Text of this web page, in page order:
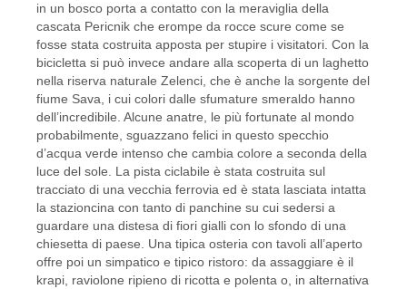
in un bosco porta a contatto con la meraviglia della
cascata Pericnik che erompe da rocce scure come se
fosse stata costruita apposta per stupire i visitatori. Con la
bicicletta si può invece andare alla scoperta di un laghetto
nella riserva naturale Zelenci, che è anche la sorgente del
fiume Sava, i cui colori dalle sfumature smeraldo hanno
dell’incredibile. Alcune anatre, le più fortunate al mondo
probabilmente, sguazzano felici in questo specchio
d’acqua verde intenso che cambia colore a seconda della
luce del sole. La pista ciclabile è stata costruita sul
tracciato di una vecchia ferrovia ed è stata lasciata intatta
la stazioncina con tanto di panchine su cui sedersi a
guardare una distesa di fiori gialli con lo sfondo di una
chiesetta di paese. Una tipica osteria con tavoli all’aperto
offre poi un simpatico e tipico ristoro: da assaggiare è il
krapi, raviolone ripieno di ricotta e polenta o, in alternativa